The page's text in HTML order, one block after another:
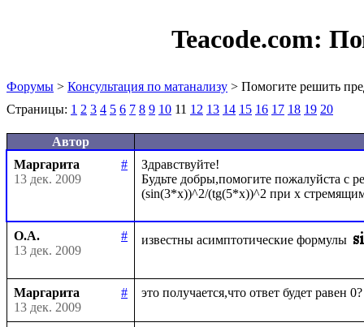
Teacode.com:
Форумы > Консультация по матанализу > Помогите решить
Страницы: 1 2 3 4 5 6 7 8 9 10 11 12 13 14 15 16 17 18 19 20
Автор
Маргарита
#
13 дек. 2009
Здравствуйте!
Будьте добры,помогите пожалуйста с
О.А.
#
13 дек. 2009
известны асимптотические формулы
Маргарита
#
13 дек. 2009